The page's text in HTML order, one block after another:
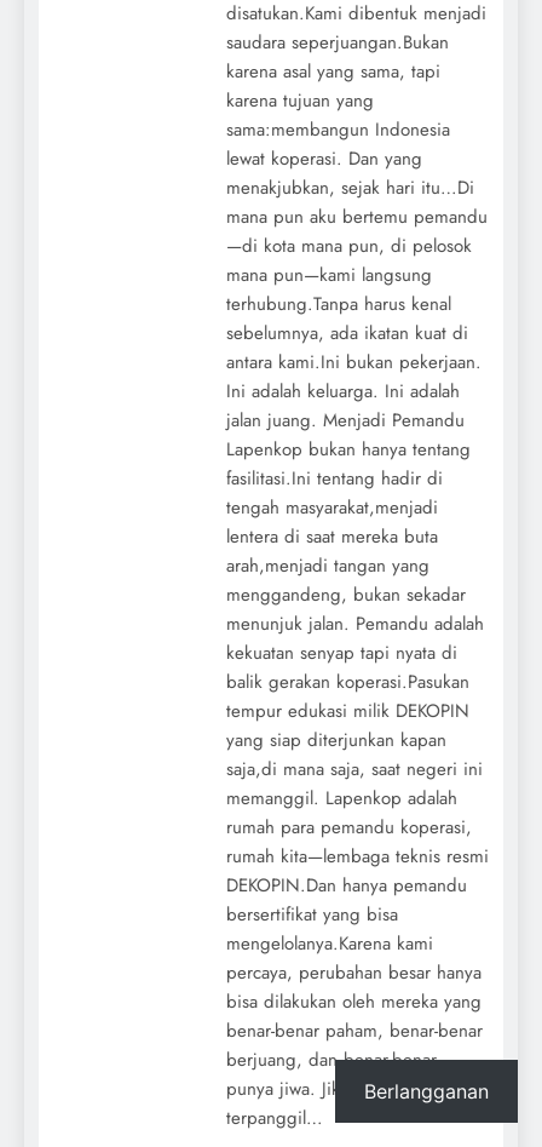
disatukan.Kami dibentuk menjadi
saudara seperjuangan.Bukan
karena asal yang sama, tapi
karena tujuan yang
sama:membangun Indonesia
lewat koperasi. Dan yang
menakjubkan, sejak hari itu…Di
mana pun aku bertemu pemandu
—di kota mana pun, di pelosok
mana pun—kami langsung
terhubung.Tanpa harus kenal
sebelumnya, ada ikatan kuat di
antara kami.Ini bukan pekerjaan.
Ini adalah keluarga. Ini adalah
jalan juang. Menjadi Pemandu
Lapenkop bukan hanya tentang
fasilitasi.Ini tentang hadir di
tengah masyarakat,menjadi
lentera di saat mereka buta
arah,menjadi tangan yang
menggandeng, bukan sekadar
menunjuk jalan. Pemandu adalah
kekuatan senyap tapi nyata di
balik gerakan koperasi.Pasukan
tempur edukasi milik DEKOPIN
yang siap diterjunkan kapan
saja,di mana saja, saat negeri ini
memanggil. Lapenkop adalah
rumah para pemandu koperasi,
rumah kita—lembaga teknis resmi
DEKOPIN.Dan hanya pemandu
bersertifikat yang bisa
mengelolanya.Karena kami
percaya, perubahan besar hanya
bisa dilakukan oleh mereka yang
benar-benar paham, benar-benar
berjuang, dan benar-benar
punya jiwa. Jika kamu merasa
terpanggil…
Berlangganan